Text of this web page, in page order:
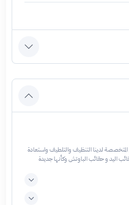
لدينا التنظيف والتلطيف واستعادة
اليد و حقائب الباوتش وكأنها جديدة